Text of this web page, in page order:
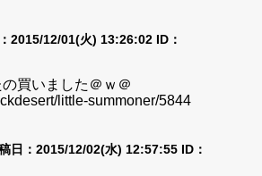
2015/12/01(火) 13:26:02 ID：
買いました＠ｗ＠
little-summoner/5844
日：2015/12/02(水) 12:57:55 ID：